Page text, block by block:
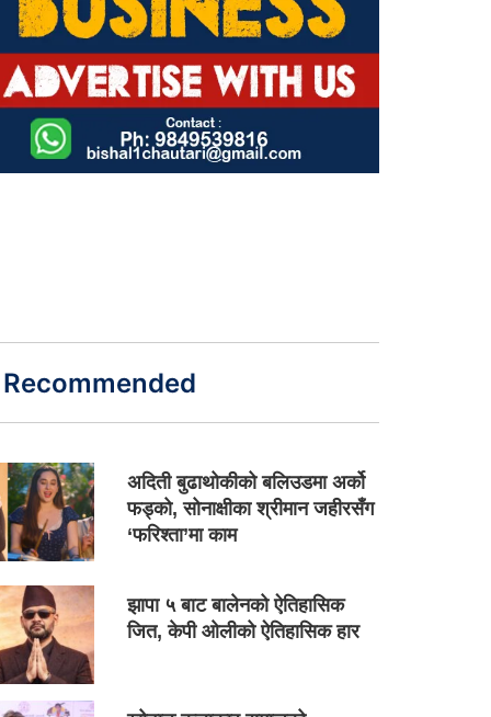
Recommended
अदिती बुढाथोकीको बलिउडमा अर्को
फड्को, सोनाक्षीका श्रीमान जहीरसँग
‘फरिश्ता’मा काम
झापा ५ बाट बालेनको ऐतिहासिक
जित, केपी ओलीको ऐतिहासिक हार